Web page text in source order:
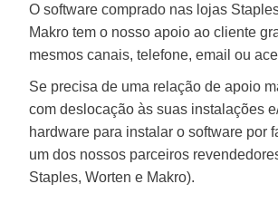
O software comprado nas lojas
Makro tem o nosso apoio ao cliente
mesmos canais, telefone, email ou
Se precisa de uma relação de apoio
com deslocação às suas instalações
hardware para instalar o software por
um dos nossos parceiros
Staples, Worten e Makro).